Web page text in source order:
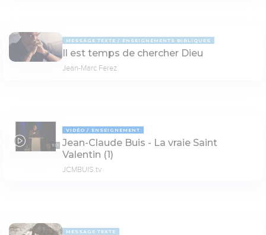
MESSAGE TEXTE ENSEIGNEMENTS BIBLIQUES
Il est temps de chercher Dieu
Jean-Marc Ferez
11:01
VIDÉO ENSEIGNEMENT
Jean-Claude Buis - La vraie Saint
Valentin (1)
JCMBUIS.tv
MESSAGE TEXTE